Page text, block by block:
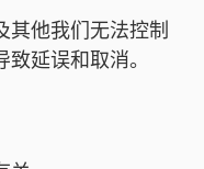
其他我们无法控制
延误和取消。